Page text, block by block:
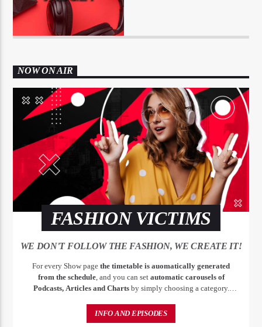
NOW ON AIR
FASHION VICTIMS
WE DON'T FOLLOW THE FASHION, WE CREATE IT!
For every Show page the timetable is auomatically generated
from the schedule, and you can set automatic carousels of
Podcasts, Articles and Chartsby simply choosing a category.
pellentesque varius mauris. Sed eu congue nulla, et tincidunt justo.
Aliquam semper faucibus odio id varius. Suspendisse varius laoreet
INFO AND EPISODES